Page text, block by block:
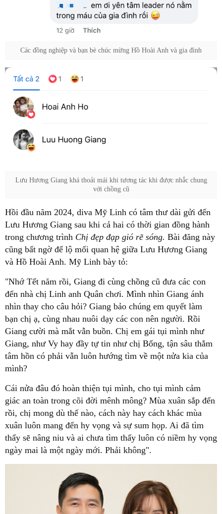
Các đồng nghiệp và bạn bè chúc mừng Hồ Hoài Anh và gia đình
Lưu Hương Giang khá thoải mái khi tương tác khi được nhắc chung
với chồng cũ
Hồi đầu năm 2024, diva Mỹ Linh có tâm thư dài gửi đến
Lưu Hương Giang sau khi cả hai có thời gian đồng hành
trong chương trình Chị đẹp đạp gió rẽ sóng. Bài đăng này
cũng bất ngờ để lộ mối quan hệ giữa Lưu Hương Giang
và Hồ Hoài Anh. Mỹ Linh bày tỏ:
"Nhớ Tết năm rồi, Giang đi cùng chồng cũ đưa các con
đến nhà chị Linh anh Quân chơi. Mình nhìn Giang ánh
nhìn thay cho câu hỏi? Giang bảo chúng em quyết làm
bạn chị ạ, cùng nhau nuôi dạy các con nên người. Rồi
Giang cười mà mắt vẫn buồn. Chị em gái tụi mình như
Giang, như Vy hay đầy tự tin như chị Bống, tận sâu thẳm
tâm hồn có phải vẫn luôn hướng tìm về một nửa kia của
mình?
Cái nửa đâu đó hoàn thiện tụi mình, cho tụi mình cảm
giác an toàn trong cõi đời mênh mông? Mùa xuân sắp đến
rồi, chị mong dù thế nào, cách này hay cách khác mùa
xuân luôn mang đến hy vọng và sự sum họp. Ai đã tìm
thấy sẽ nâng niu và ai chưa tìm thấy luôn có niềm hy vọng
ngày mai là một ngày mới. Phải không".